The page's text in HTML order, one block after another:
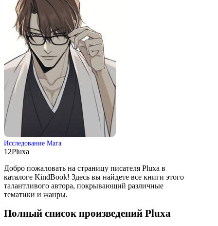
Исследование Мага
12Pluxa
Добро пожаловать на страницу писателя Pluxa в
каталоге KindBook! Здесь вы найдете все книги этого
талантливого автора, покрывающий различные
тематики и жанры.
Полный список произведений Pluxa